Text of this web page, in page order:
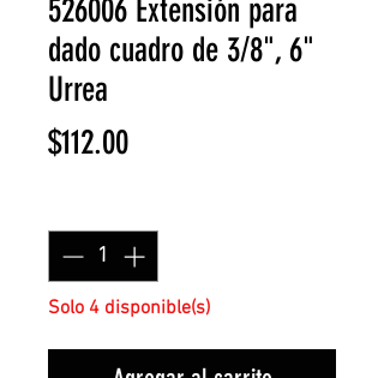
526006 Extensión para
dado cuadro de 3/8", 6"
Urrea
$112.00Precio
Solo 4 disponible(s)